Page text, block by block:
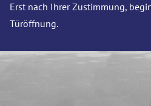
Erst nach Ihrer Zustimmung,
Türöffnung.